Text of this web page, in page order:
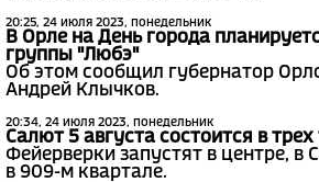
20:25, 24 июля 2023, понедельник
В Орле на День города
группы "Любэ"
Об этом сообщил губернатор
Андрей Клычков.
20:34, 24 июля 2023, понедельник
Салют 5 августа состоится в
Фейерверки запустят в центре, в
в 909-м квартале.